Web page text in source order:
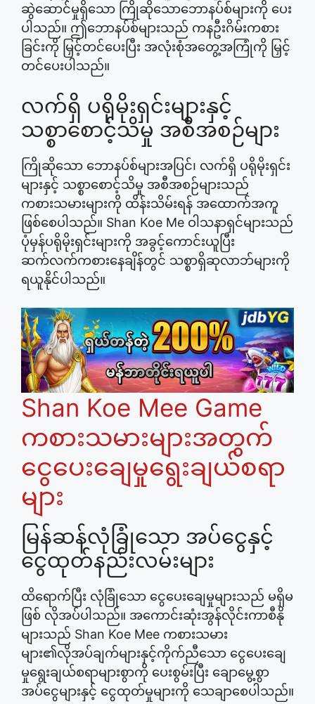
ဆွဲဆောင်မှုရှိသော ကြိုဆိုသောဘောနပ်စ်များကို ပေး
ပါသည်။ ဤဘောနပ်စ်များသည် ကနဦးဂိမ်းကစား
ခြင်းကို မြှင့်တင်ပေးပြီး အလုံးစုံအတွေ့အကြုံကို မြှင့်
တင်ပေးပါသည်။
လက်ရှိ ပရိုမိုးရှင်းများနှင့်
သစ္စာစောင့်သိမှု အစီအစဉ်များ
ကြိုဆိုသော ဘောနပ်စ်များအပြင်၊ လက်ရှိ ပရိုမိုးရှင်း
များနှင့် သစ္စာစောင့်သိမှု အစီအစဉ်များသည်
ကစားသမားများကို ထိန်းသိမ်းရန် အထောက်အကူ
ဖြစ်စေပါသည်။ Shan Koe Me ဝါသနာရှင်များသည်
ပုံမှန်ပရိုမိုးရှင်းများကို အခွင့်ကောင်းယူပြီး
ဆက်လက်ကစားနေချိန်တွင် သစ္စာရှိဆုလာဘ်များကို
ရယူနိုင်ပါသည်။
Shan Koe Mee Game
ကစားသမားများအတွက်
ငွေပေးချေမှုရွေးချယ်စရာ
များ
မြန်ဆန်လုံခြုံသော အပ်ငွေနှင့်
ငွေထုတ်နည်းလမ်းများ
ထိရောက်ပြီး လုံခြုံသော ငွေပေးချေမှုများသည် မရှိမ
ဖြစ် လိုအပ်ပါသည်။ အကောင်းဆုံးအွန်လိုင်းကာစီနို
များသည် Shan Koe Mee ကစားသမား
များ၏လိုအပ်ချက်များနှင့်ကိုက်ညီသော ငွေပေးချေ
မှုရွေးချယ်စရာများစွာကို ပေးစွမ်းပြီး ချောမွေ့စွာ
အပ်ငွေများနှင့် ငွေထုတ်မှုများကို သေချာစေပါသည်။